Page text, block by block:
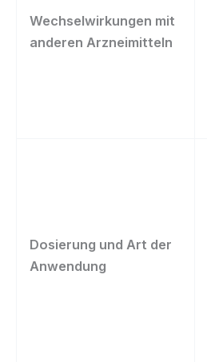
Wechselwirkungen mit
anderen Arzneimitteln
Dosierung und Art der
Anwendung